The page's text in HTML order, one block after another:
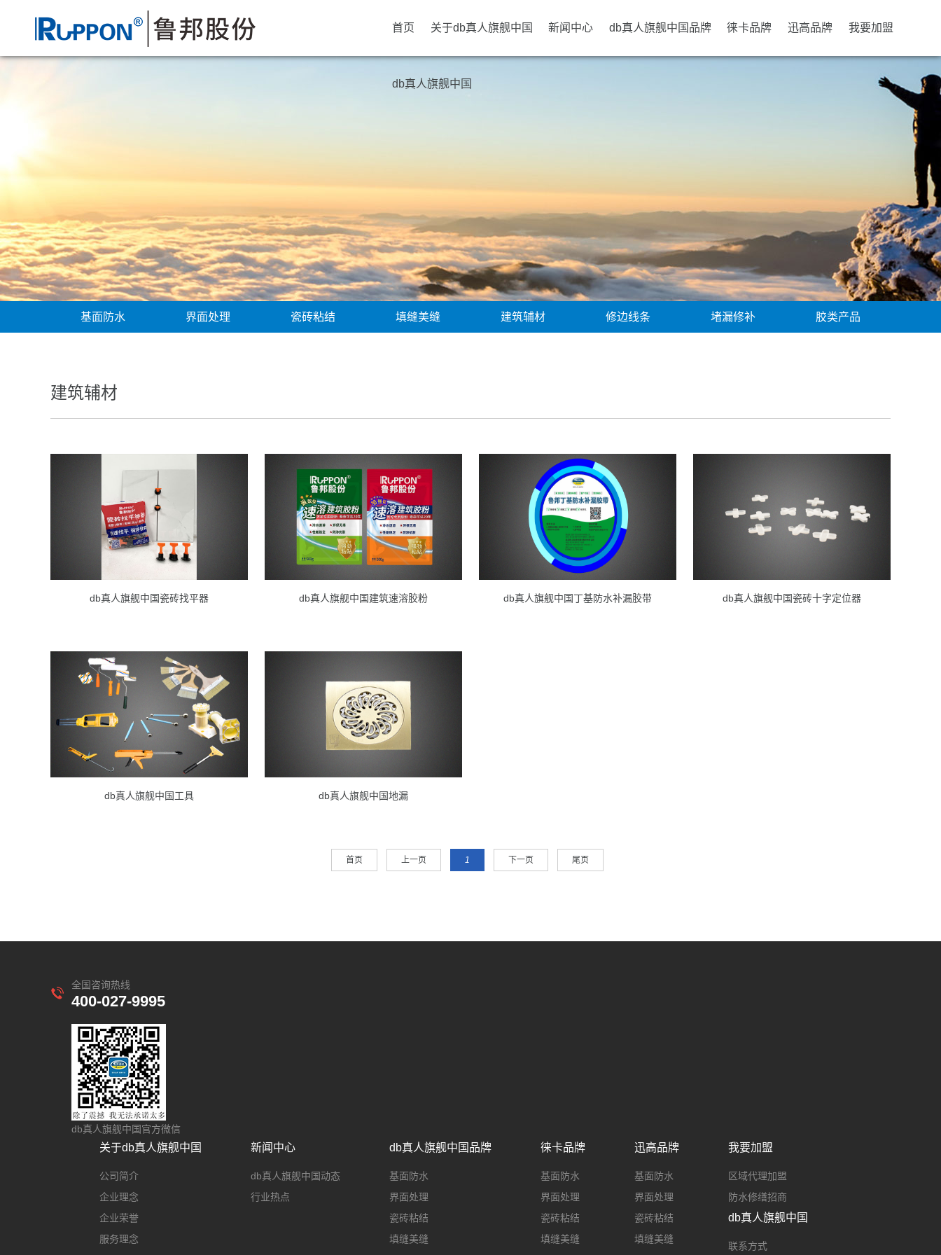
首页 关于db真人旗舰中国 新闻中心 db真人旗舰中国品牌 徕卡品牌 迅高品牌 我要加盟
db真人旗舰中国
基面防水 界面处理 瓷砖粘结 填缝美缝 建筑辅材 修边线条 堵漏修补 胶类产品
建筑辅材
db真人旗舰中国瓷砖找平器 db真人旗舰中国建筑速溶胶粉 db真人旗舰中国丁基防水补漏胶带 db真人旗舰中国瓷砖十字定位器
db真人旗舰中国工具 db真人旗舰中国地漏
首页 上一页 1 下一页 尾页
全国咨询热线
400-027-9995
db真人旗舰中国官方微信
关于db真人旗舰中国
公司简介
企业理念
企业荣誉
服务理念
新闻中心
db真人旗舰中国动态
行业热点
db真人旗舰中国品牌
基面防水
界面处理
瓷砖粘结
填缝美缝
徕卡品牌
基面防水
界面处理
瓷砖粘结
填缝美缝
迅高品牌
基面防水
界面处理
瓷砖粘结
填缝美缝
我要加盟
区域代理加盟
防水修缮招商
db真人旗舰中国
联系方式